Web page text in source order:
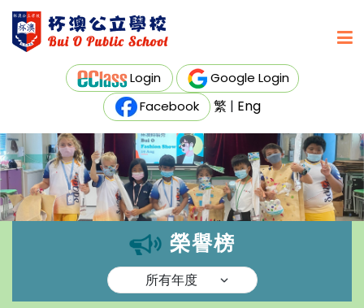
Login
Google Login
Facebook
繁 | Eng
榮譽榜